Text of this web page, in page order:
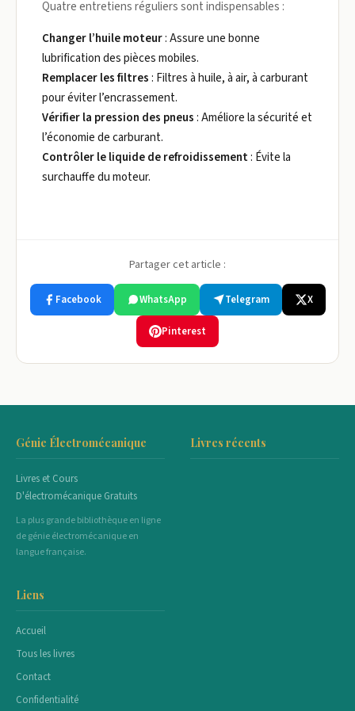
Quatre entretiens réguliers sont indispensables :
Changer l’huile moteur: Assure une bonne
lubrification des pièces mobiles.
Remplacer les filtres: Filtres à huile, à air, à carburant
pour éviter l’encrassement.
Vérifier la pression des pneus: Améliore la sécurité et
l’économie de carburant.
Contrôler le liquide de refroidissement: Évite la
surchauffe du moteur.
Partager cet article :
Facebook WhatsApp Telegram X
Pinterest
Génie Électromécanique
Livres et Cours
D'électromécanique Gratuits
La plus grande bibliothèque en ligne
de génie électromécanique en
langue française.
Livres récents
Liens
Accueil
Tous les livres
Contact
Confidentialité